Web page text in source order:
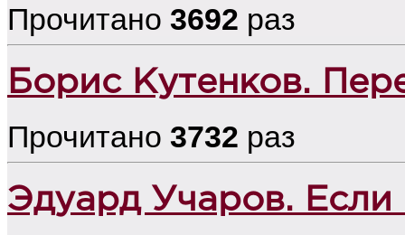
Прочитано 3692 раз
Борис Кутенков.
Прочитано 3732 раз
Эдуард Учаров.